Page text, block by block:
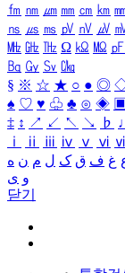
㎙ ㎚ ㎛ ㎜ ㎝ ㎞
㎱ ㎲ ㎳ ㎴ ㎵ ㎶
㎒ ㎓ ㎔ Ω ㏀ ㏁ ㎊
㏃ ㏉ ㏜ ㏆
§ ※ ☆ ★ ○ ● ◎
♠ ♡ ♥ ♧ ♣ ⊙ ◈ ▣
‡ ↕ ↗ ↙ ↖ ↘ ♭ ♩
ⅰ
ⅱ ⅲ ⅳ ⅴ ⅵ
غ ف ق ک ل م ن ه
و ی
닫기